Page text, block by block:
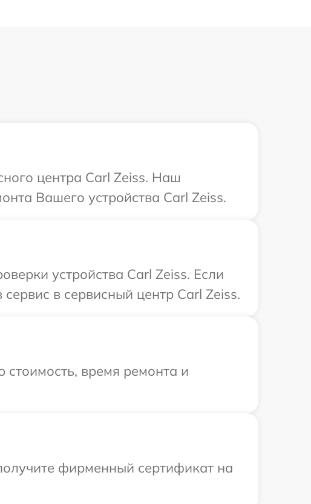
центра Carl Zeiss. Наш
Вашего устройства Carl Zeiss.
устройства Carl Zeiss. Если
в сервисный центр Carl Zeiss.
время ремонта и
фирменный сертификат на